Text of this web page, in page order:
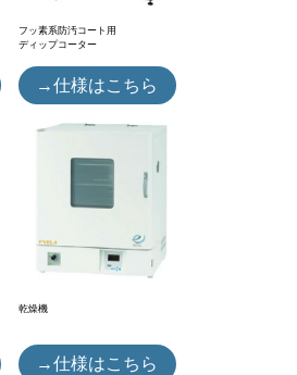
フッ素系防汚コート用
ディップコーター
→仕様はこちら
乾燥機
→仕様はこちら